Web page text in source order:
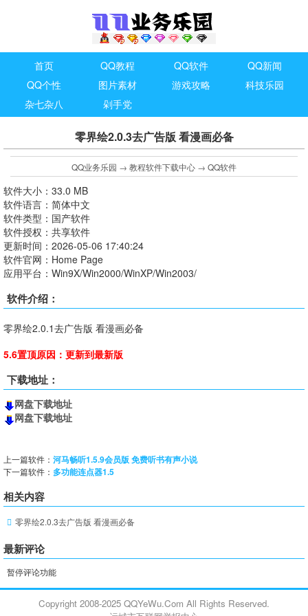
首页 QQ教程 QQ软件
QQ新闻
QQ个性
图片素材 游戏攻略
科技乐园
杂七杂八
剁手党
零界绘2.0.3去广告版 看漫画必备
QQ业务乐园 → 教程软件下载中心 → QQ软件
软件大小：33.0 MB
软件语言：简体中文
软件类型：国产软件
软件授权：共享软件
更新时间：2026-05-06 17:40:24
软件官网：Home Page
应用平台：Win9X/Win2000/WinXP/Win2003/
软件介绍：
零界绘2.0.1去广告版 看漫画必备
5.6置顶原因：更新到最新版
下载地址：
网盘下载地址
网盘下载地址
上一篇软件： 河马畅听1.5.9会员版 免费听书有声小说
下一篇软件： 多功能连点器1.5
相关内容
零界绘2.0.3去广告版 看漫画必备
最新评论
暂停评论功能
Copyright 2008-2025 QQYeWu.Com All Rights Reserved.